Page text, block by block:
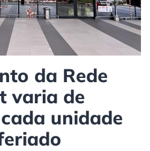
da Rede
varia de
unidade